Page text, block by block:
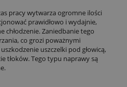
pracy wytwarza ogromne ilości
prawidłowo i wydajnie,
chłodzenie. Zaniedbanie tego
co grozi poważnymi
uszczelki pod głowicą,
tłoków. Tego typu naprawy są